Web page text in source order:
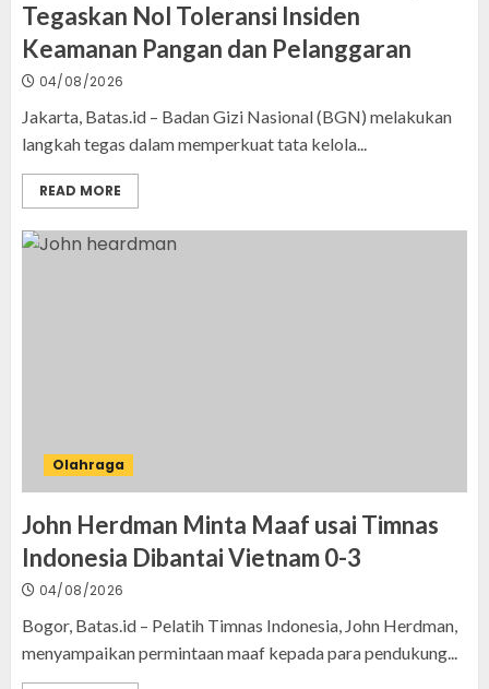
Tegaskan Nol Toleransi Insiden
Keamanan Pangan dan Pelanggaran
04/08/2026
Jakarta, Batas.id – Badan Gizi Nasional (BGN) melakukan
langkah tegas dalam memperkuat tata kelola...
READ MORE
Olahraga
John Herdman Minta Maaf usai Timnas
Indonesia Dibantai Vietnam 0-3
04/08/2026
Bogor, Batas.id – Pelatih Timnas Indonesia, John Herdman,
menyampaikan permintaan maaf kepada para pendukung...